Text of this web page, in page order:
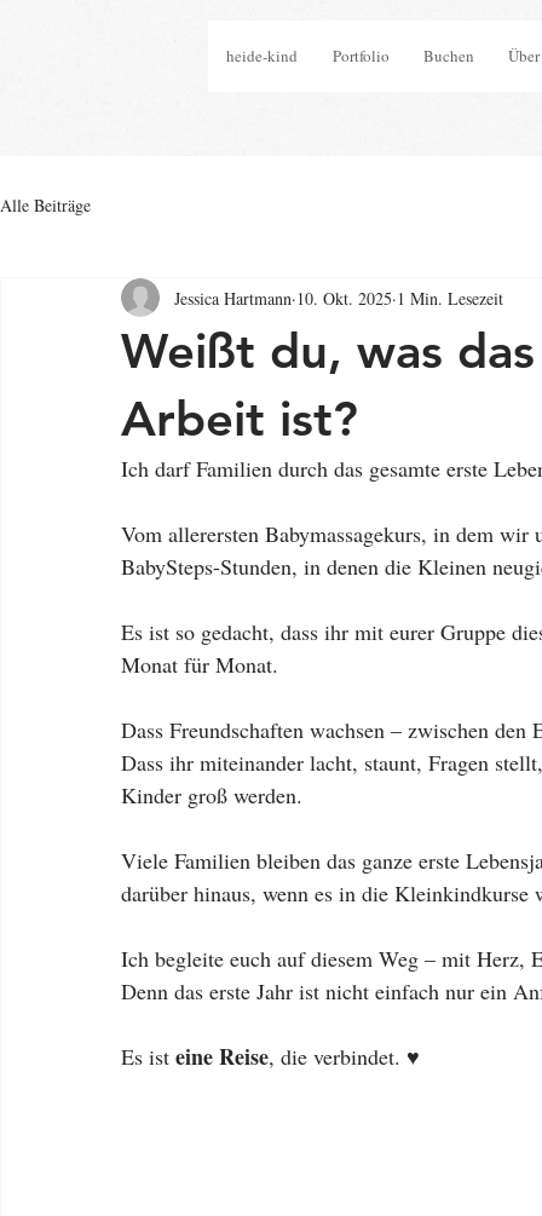
heide-kind Portfolio Buchen
Alle Beiträge
Weißt du, was
Arbeit ist?
Jessica Hartmann 10. Okt. 2025 1 Min. Lesezeit
Ich darf Familien durch das gesamte erste
Vom allerersten Babymassagekurs, in dem
BabySteps-Stunden, in denen die Kleinen
Es ist so gedacht, dass ihr mit eurer Gruppe
Monat für Monat.
Dass Freundschaften wachsen – zwischen
Dass ihr miteinander lacht, staunt, Fragen
Kinder groß werden.
Viele Familien bleiben das ganze erste
darüber hinaus, wenn es in die Kleinkindkurse
Ich begleite euch auf diesem Weg – mit Herz,
Denn das erste Jahr ist nicht einfach nur ein
Es ist eine Reise, die verbindet. ♥️